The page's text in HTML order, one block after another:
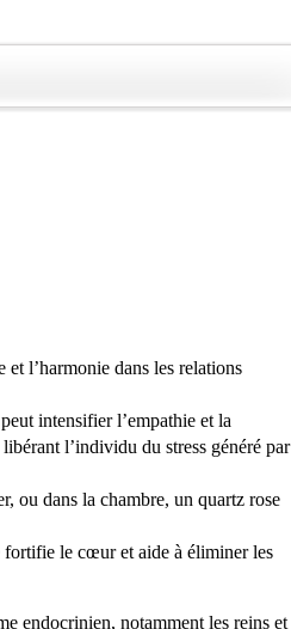
l’harmonie dans les relations
intensifier l’empathie et la
l’individu du stress généré par
ou dans la chambre, un quartz rose
fortifie le cœur et aide à éliminer les
endocrinien, notamment les reins et